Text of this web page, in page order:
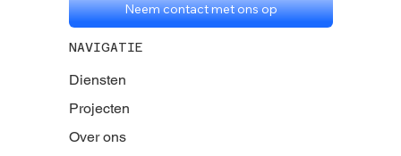
Neem contact met ons op
NAVIGATIE
Diensten
Projecten
Over ons